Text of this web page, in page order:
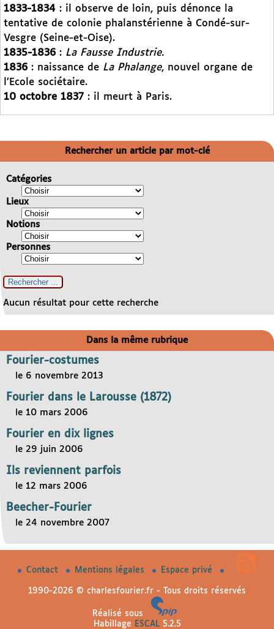
1833-1834 : il observe de loin, puis dénonce la
tentative de colonie phalanstérienne à Condé-sur-
Vesgre (Seine-et-Oise).
1835-1836 : La Fausse Industrie.
1836 : naissance de La Phalange, nouvel organe de
l’Ecole sociétaire.
10 octobre 1837 : il meurt à Paris.
Rechercher un article par mot-clé
Catégories
Lieux
Notions
Personnes
Aucun résultat pour cette recherche
Dans la même rubrique
Fourier-costumes
le 6 novembre 2013
Fourier dans le Larousse (1872)
le 10 mars 2006
Fourier en dix lignes
le 29 juin 2006
Ils reviennent parfois
le 12 mars 2006
Beecher-Fourier
le 24 novembre 2007
Contact Mentions légales Espace privé
1990-2026 © charlesfourier.fr - Tous droits réservés
Réalisé sous
Habillage
ESCAL5.2.5